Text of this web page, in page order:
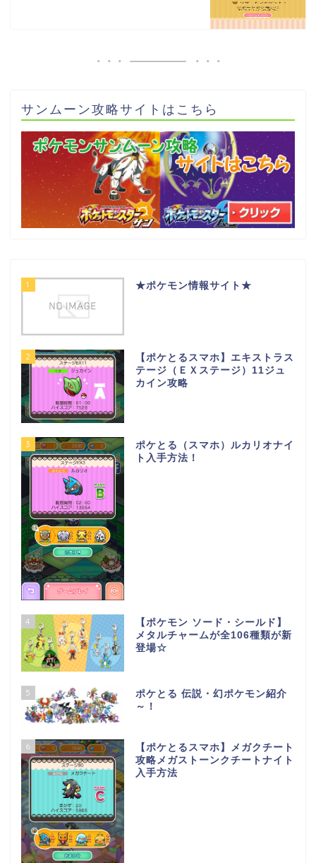
サンムーン攻略サイトはこちら
1 ★ポケモン情報サイト★
2
【ポケとるスマホ】エキストラス
テージ（ＥＸステージ）11ジュ
カイン攻略
3
ポケとる（スマホ）ルカリオナイ
ト入手方法！
4
【ポケモン ソード・シールド】
メタルチャームが全106種類が新
登場☆
5
ポケとる 伝説・幻ポケモン紹介
～！
6
【ポケとるスマホ】メガクチート
攻略メガストーンクチートナイト
入手方法